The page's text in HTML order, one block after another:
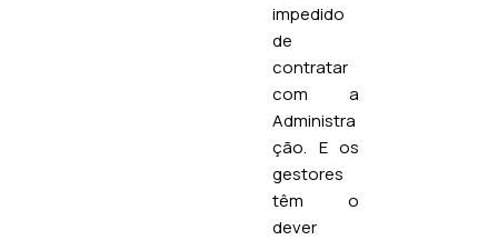
impedido
de
contratar
com a
Administra
ção. E os
gestores
têm o
dever